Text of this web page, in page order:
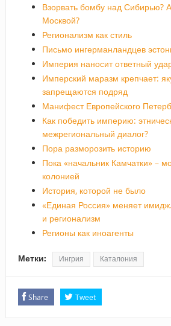
Взорвать бомбу над Сибирью?
Москвой?
Регионализм как стиль
Письмо ингерманландцев
Империя наносит ответный
Имперский маразм крепчает:
запрещаются подряд
Манифест Европейского
Как победить империю:
межрегиональный диалог?
Пора разморозить историю
Пока «начальник Камчатки» –
колонией
История, которой не было
«Единая Россия» меняет
и регионализм
Регионы как иноагенты
Метки: Ингрия Каталония
Share Tweet